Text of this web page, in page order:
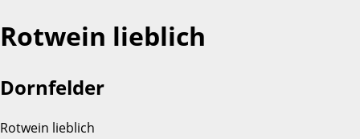
Rotwein lieblich
Dornfelder
Rotwein lieblich